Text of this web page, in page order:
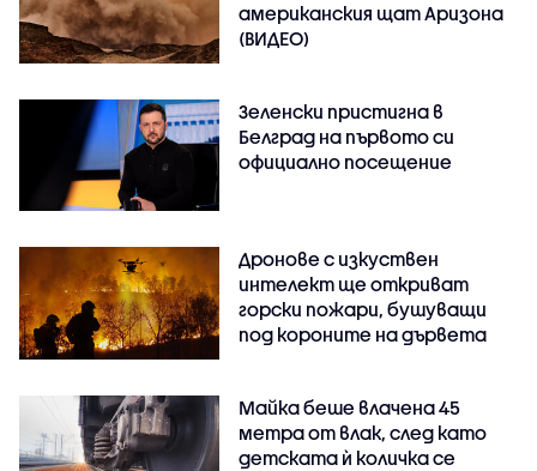
американския щат Аризона
(ВИДЕО)
Зеленски пристигна в
Белград на първото си
официално посещение
Дронове с изкуствен
интелект ще откриват
горски пожари, бушуващи
под короните на дървета
Майка беше влачена 45
метра от влак, след като
детската ѝ количка се